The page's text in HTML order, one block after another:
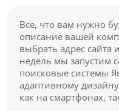
Все, что вам нужно
описание вашей
выбрать адрес сайта
недель мы запустим
поисковые системы
адаптивному
как на смартфонах,